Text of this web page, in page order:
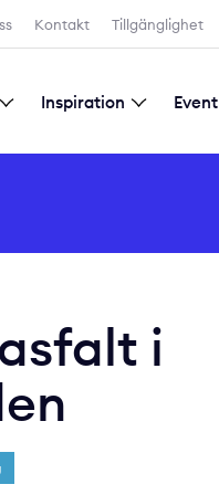
Kontakt Tillgänglighet
Inspiration Event
i